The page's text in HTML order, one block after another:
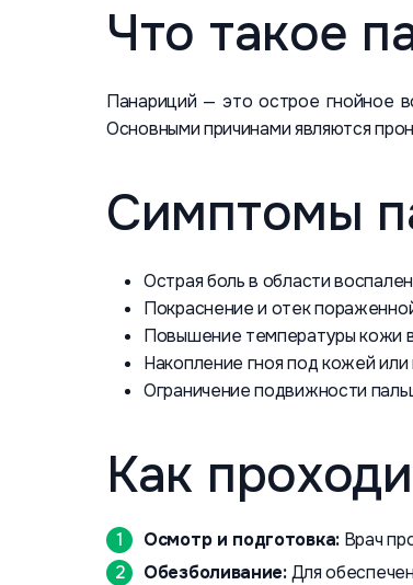
Что такое
Панариций — это острое гнойное
Основными причинами являются
Симптомы
Острая боль в области
Покраснение и отек
Повышение температуры кожи
Накопление гноя под кожей или
Ограничение подвижности
Как
Осмотр и подготовка: Врач
Обезболивание:Для